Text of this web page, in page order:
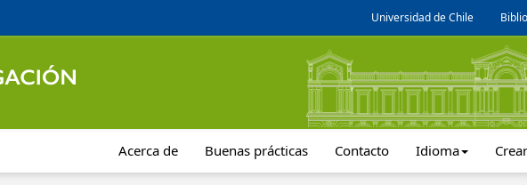
Universidad de Chile
Acerca de Buenas prácticas Contacto Idioma